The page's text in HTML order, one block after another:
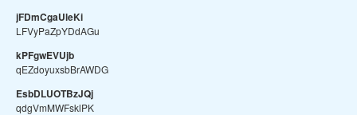
jFDmCgaUleKi
LFVyPaZpYDdAGu
kPFgwEVUjb
qEZdoyuxsbBrAWDG
EsbDLUOTBzJQj
qdgVmMWFsklPK